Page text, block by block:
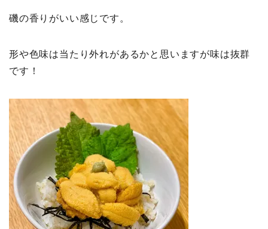
磯の香りがいい感じです。
形や色味は当たり外れがあるかと思いますが味は抜群
です！